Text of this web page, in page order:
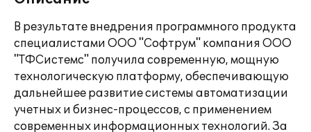
В результате внедрения программного продукта
специалистами ООО "Софтрум" компания ООО
"ТФСистемс" получила современную, мощную
технологическую платформу, обеспечивающую
дальнейшее развитие системы автоматизации
учетных и бизнес-процессов, с применением
современных информационных технологий. За